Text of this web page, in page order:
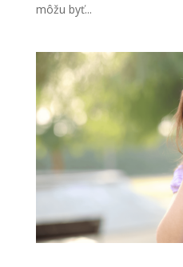
môžu byť...